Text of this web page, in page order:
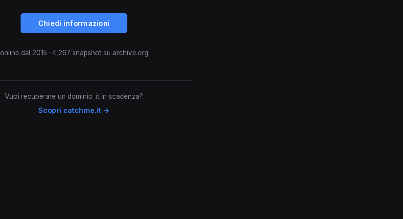
Chiedi informazioni
online dal 2015 · 4,267 snapshot su archive.org
Vuoi recuperare un dominio .it in scadenza?
Scopri catchme.it →